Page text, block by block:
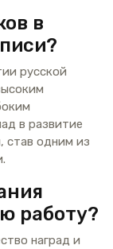
в
русской
в развитие
став одним из
работу?
наград и